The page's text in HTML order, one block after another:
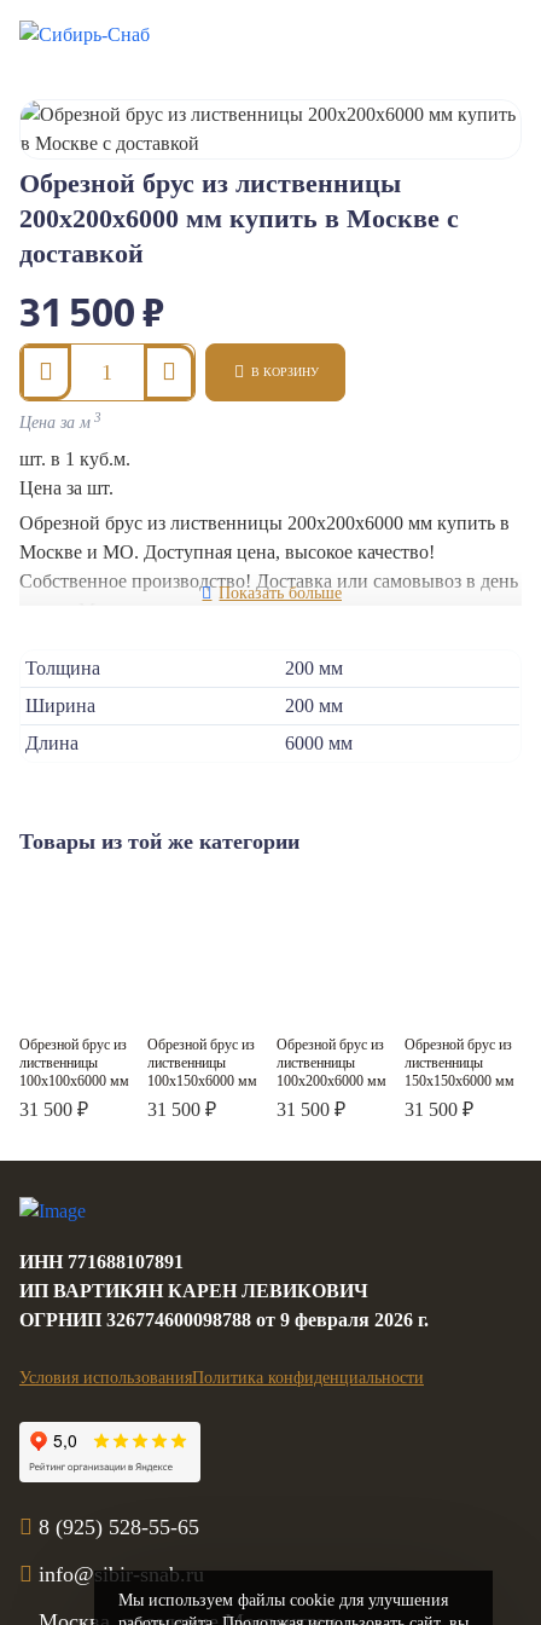
Мы используем файлы cookie для улучшения
Обрезной брус из лиственницы
200x200x6000 мм купить в Москве с
доставкой
31 500 ₽
В КОРЗИНУ
Толщина
200 мм
Ширина
200 мм
Длина
6000 мм
Обрезной брус из лиственницы 200x200x6000 мм купить в
Москве и МО. Доступная цена, высокое качество!
Собственное производство! Доставка или самовывоз в день
Цена за м 3
шт. в 1 куб.м.
Цена за шт.
Товары из той же категории
Обрезной брус из
лиственницы
100x100x6000 мм
31 500 ₽
Обрезной брус из
лиственницы
100x150x6000 мм
31 500 ₽
Обрезной брус из
лиственницы
100x200x6000 мм
31 500 ₽
Обрезной брус из
лиственницы
150x150x6000 мм
31 500 ₽
ИНН 771688107891
ИП ВАРТИКЯН КАРЕН ЛЕВИКОВИЧ
ОГРНИП 326774600098788 от 9 февраля 2026 г.
Условия использованияПолитика конфиденциальности
8 (925) 528-55-65
info@sibir-snab.ru